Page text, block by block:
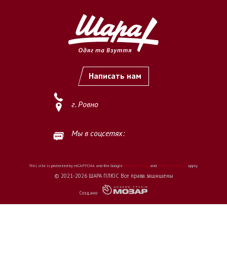
Написать нам
г. Ровно
Мы в соцсетях:
This site is protected by reCAPTCHA and the Google Privacy Policy and Terms of Service apply.
© 2021-2026 ШАРА ПЛЮС Все права защищены
Создано